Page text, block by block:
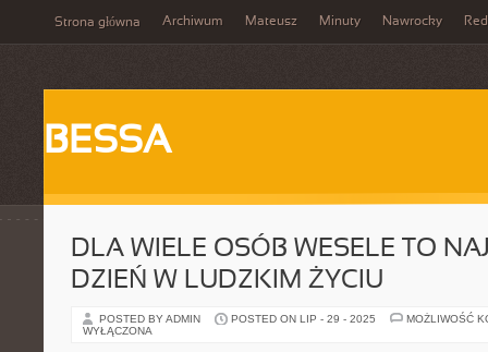
Strona główna Archiwum Mateusz Minuty Nawrocky
BESSA
DLA WIELE OSÓB WESELE TO
DZIEŃ W LUDZKIM ŻYCIU
POSTED BY ADMIN POSTED ON LIP - 29 - 2025
MOŻLIWOŚĆ
WYŁĄCZONA